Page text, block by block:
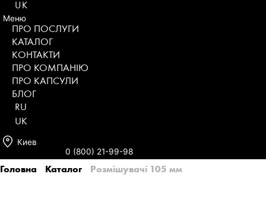
UK
Меню
ПРО ПОСЛУГИ
КАТАЛОГ
KОНТАКТИ
ПРО КОМПАНІЮ
ПРО КАПСУЛИ
БЛОГ
RU
UK
Киев
0 (800) 21-99-98
Головна Каталог Розмішувачі 105 мм